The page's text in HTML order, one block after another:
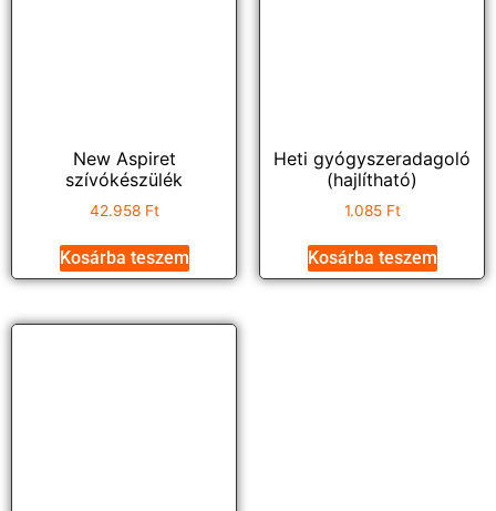
New Aspiret
szívókészülék
42.958 Ft
Kosárba teszem
Heti gyógyszeradagoló
(hajlítható)
1.085 Ft
Kosárba teszem